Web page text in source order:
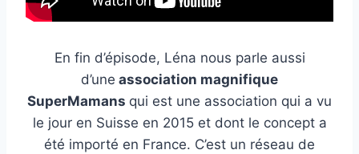
En fin d’épisode, Léna nous parle aussi
d’une association magnifique
SuperMamans qui est une association qui a vu
le jour en Suisse en 2015 et dont le concept a
été importé en France. C’est un réseau de